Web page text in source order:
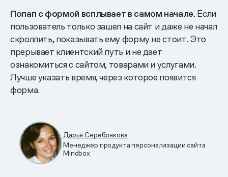
Попап с формой всплывает в самом начале. Если
пользователь только зашел на сайт и даже не начал
скроллить, показывать ему форму не стоит. Это
прерывает клиентский путь и не дает
ознакомиться с сайтом, товарами и услугами.
Лучше указать время, через которое появится
форма.
Дарья Серебрякова
Менеджер продукта персонализации сайта
Mindbox